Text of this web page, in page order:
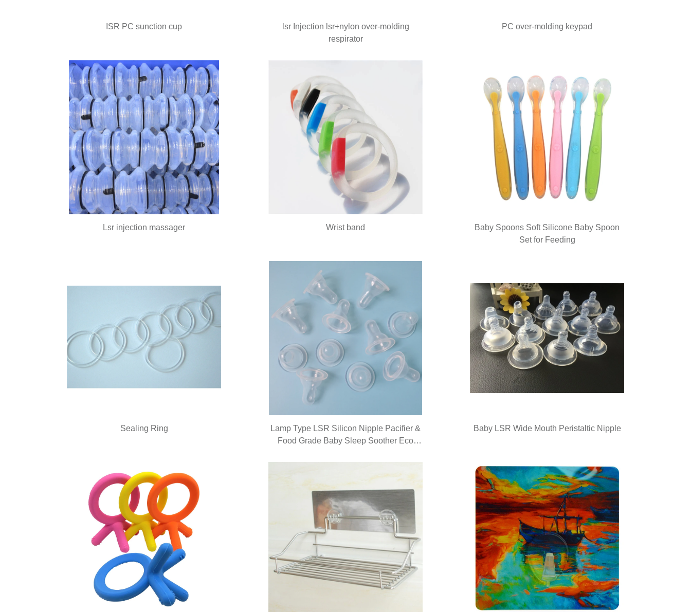
ISR PC sunction cup
lsr Injection lsr+nylon over-molding
respirator
PC over-molding keypad
Lsr injection massager Wrist band
Baby Spoons Soft Silicone Baby Spoon
Set for Feeding
Sealing Ring
Lamp Type LSR Silicon Nipple Pacifier &
Food Grade Baby Sleep Soother Eco
Baby LSR Wide Mouth Peristaltic Nipple